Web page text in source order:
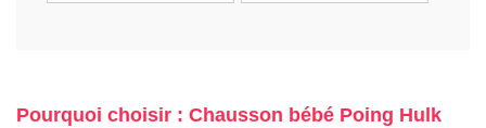
Pourquoi choisir : Chausson bébé Poing Hulk